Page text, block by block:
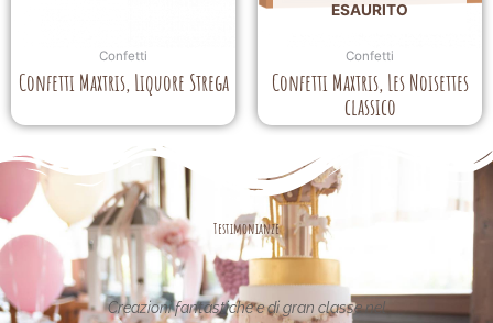
Confetti
Confetti Maxtris, Liquore Strega
ESAURITO
Confetti
Confetti Maxtris, Les Noisettes
classico
Testimonianze
Creazioni fantastiche e di gran classe nel
Le creazioni